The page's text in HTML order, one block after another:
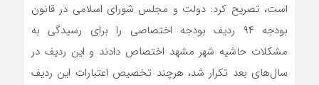
است، تصریح کرد: دولت و مجلس شورای اسلامی در قانون
بودجه ۹۴ ردیف بودجه اختصاصی را برای رسیدگی به
مشکلات حاشیه شهر مشهد اختصاص دادند و این ردیف در
سال‌های بعد تکرار شد، هرچند تخصیص اعتبارات این ردیف